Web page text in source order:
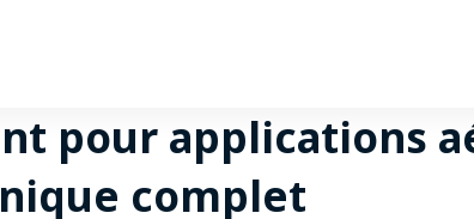
pour applications
complet